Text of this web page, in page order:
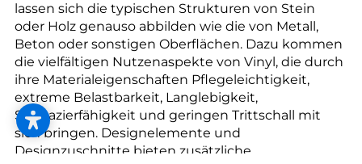
lassen sich die typischen Strukturen von Stein
oder Holz genauso abbilden wie die von Metall,
Beton oder sonstigen Oberflächen. Dazu kommen
die vielfältigen Nutzenaspekte von Vinyl, die durch
ihre Materialeigenschaften Pflegeleichtigkeit,
extreme Belastbarkeit, Langlebigkeit,
Strapazierfähigkeit und geringen Trittschall mit
sich bringen. Designelemente und
Designzuschnitte bieten zusätzliche